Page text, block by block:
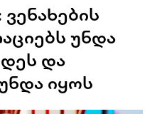
უნდა
და
იყოს